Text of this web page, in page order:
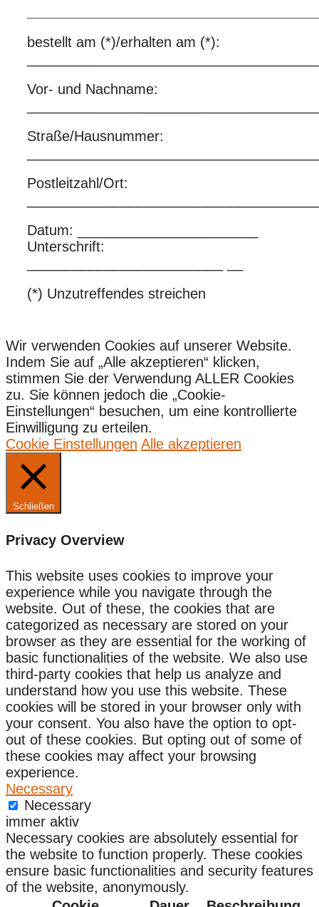
bestellt am (*)/erhalten am (*):
Vor- und Nachname:
Straße/Hausnummer:
Postleitzahl/Ort:
Datum: _______________________
Unterschrift:
(*) Unzutreffendes streichen
Wir verwenden Cookies auf unserer Website.
Indem Sie auf „Alle akzeptieren“ klicken,
stimmen Sie der Verwendung ALLER Cookies
zu. Sie können jedoch die „Cookie-
Einstellungen“ besuchen, um eine kontrollierte
Einwilligung zu erteilen.
Cookie Einstellungen Alle akzeptieren
Schließen
Privacy Overview
This website uses cookies to improve your
experience while you navigate through the
website. Out of these, the cookies that are
categorized as necessary are stored on your
browser as they are essential for the working of
basic functionalities of the website. We also use
third-party cookies that help us analyze and
understand how you use this website. These
cookies will be stored in your browser only with
your consent. You also have the option to opt-
out of these cookies. But opting out of some of
these cookies may affect your browsing
experience.
Necessary
Necessary
immer aktiv
Necessary cookies are absolutely essential for
the website to function properly. These cookies
ensure basic functionalities and security features
of the website, anonymously.